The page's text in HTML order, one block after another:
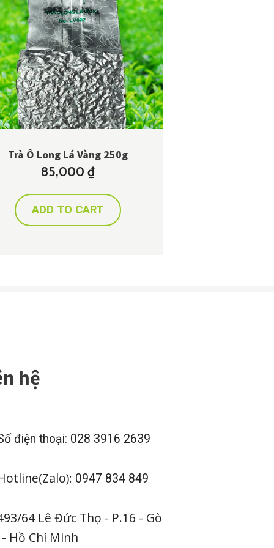
Trà Ô Long Lá Vàng 250g
85,000 ₫
ADD TO CART
hệ
điện thoại: 028 3916 2639
0947 834 849
64 Lê Đức Thọ - P.16 - Gò
Hồ Chí Minh